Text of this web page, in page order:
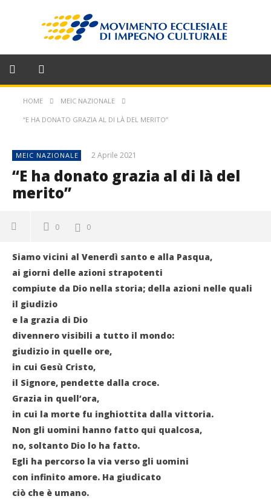
HOME MEIC NAZIONALE
“E HA DONATO GRAZIA AL DI LÀ DEL MERITO”
MEIC NAZIONALE 2 Aprile 2021
“E ha donato grazia al di là del
merito”
0 0
Siamo vicini al Venerdì santo e alla Pasqua,
ai giorni delle azioni strapotenti
compiute da Dio nella storia; della azioni nelle quali
il giudizio
e la grazia di Dio
divennero visibili a tutto il mondo:
giudizio in quelle ore,
in cui Gesù Cristo,
il Signore, pendette dalla croce.
Grazia in quell’ora,
in cui la morte fu inghiottita dalla vittoria.
Non gli uomini hanno fatto qui qualcosa,
no, soltanto Dio lo ha fatto.
Egli ha percorso la via verso gli uomini
con infinito amore. Ha giudicato
ciò che è umano.